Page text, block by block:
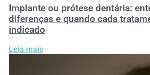
Implante ou prótese dentária:
diferenças e quando cada
indicado
Leia mais